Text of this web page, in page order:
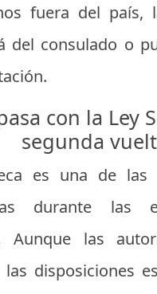
fuera del país,
del consulado o
con la Ley
segunda
es una de las
durante las
Aunque las
disposiciones